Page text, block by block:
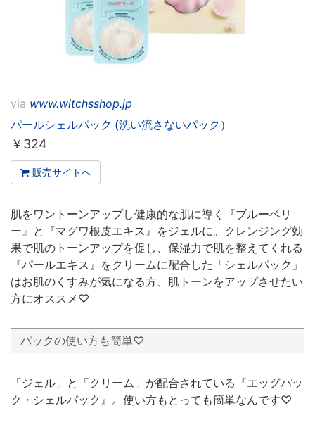
via www.witchsshop.jp
パールシェルパック (洗い流さないパック）
￥ 324
販売サイトへ
肌をワントーンアップし健康的な肌に導く『ブルーベリ
ー』と『マグワ根皮エキス』をジェルに。クレンジング効
果で肌のトーンアップを促し、保湿力で肌を整えてくれる
『パールエキス』をクリームに配合した「シェルパック」
はお肌のくすみが気になる方、肌トーンをアップさせたい
方にオススメ♡
パックの使い方も簡単♡
「ジェル」と「クリーム」が配合されている『エッグパッ
ク・シェルパック』。使い方もとっても簡単なんです♡